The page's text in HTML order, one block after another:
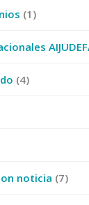
(1)
(4)
noticia (7)